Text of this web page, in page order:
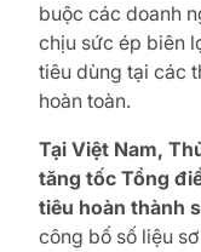
buộc các doanh
chịu sức ép biên
tiêu dùng tại các
hoàn toàn.
Tại Việt Nam,
tăng tốc Tổng
tiêu hoàn thành
công bố số liệu